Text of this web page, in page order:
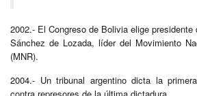
2002.- El Congreso de Bolivia elige
Sánchez de Lozada, líder del Movimiento
(MNR).
2004.- Un tribunal argentino dicta la